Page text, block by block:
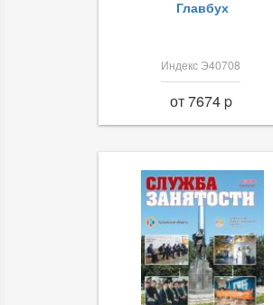
Главбух
Индекс Э40708
от 7674 p